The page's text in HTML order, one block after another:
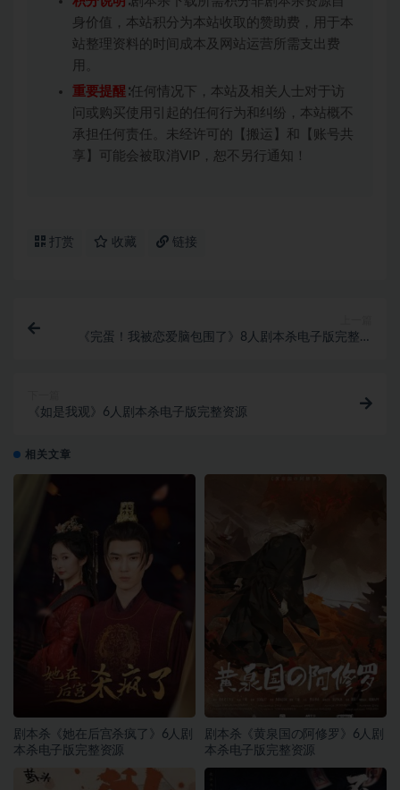
身价值，本站积分为本站收取的赞助费，用于本
站整理资料的时间成本及网站运营所需支出费
用。
重要提醒 ∶任何情况下，本站及相关人士对于访
问或购买使用引起的任何行为和纠纷，本站概不
承担任何责任。未经许可的【搬运】和【账号共
享】可能会被取消VIP，恕不另行通知！
打赏 收藏 链接
《完蛋！我被恋爱脑包围了》8人剧本杀电子版完整资
《如是我观》6人剧本杀电子版完整资源
相关文章
剧本杀《她在后宫杀疯了》6人剧
本杀电子版完整资源
剧本杀《黄泉国の阿修罗》6人剧
本杀电子版完整资源